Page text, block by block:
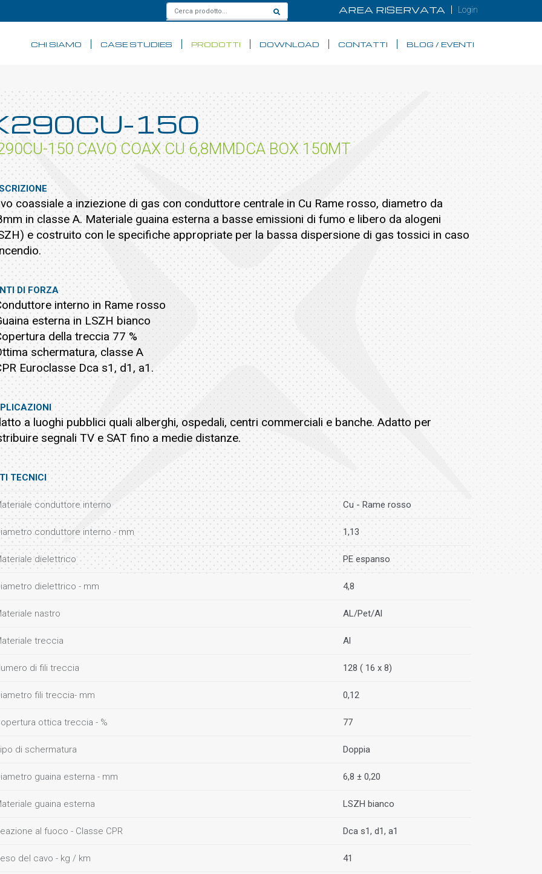
AREA RISERVATA Login
CHI SIAMO CASE STUDIES PRODOTTI DOWNLOAD CONTATTI BLOG / EVENTI
150
150 CAVO COAX CU 6,8MMDCA BOX 150MT
coassiale a inziezione di gas con conduttore centrale in Cu Rame rosso, diametro da
in classe A. Materiale guaina esterna a basse emissioni di fumo e libero da alogeni
e costruito con le specifiche appropriate per la bassa dispersione di gas tossici in caso
DI FORZA
interno in Rame rosso
esterna in LSZH bianco
della treccia 77 %
schermatura, classe A
Euroclasse Dca s1, d1, a1.
a luoghi pubblici quali alberghi, ospedali, centri commerciali e banche. Adatto per
segnali TV e SAT fino a medie distanze.
TECNICI
conduttore interno Cu - Rame rosso
conduttore interno - mm 1,13
dielettrico PE espanso
dielettrico - mm 4,8
nastro AL/Pet/Al
treccia Al
di fili treccia 128 ( 16 x 8)
fili treccia- mm 0,12
ottica treccia - % 77
di schermatura Doppia
guaina esterna - mm 6,8 ± 0,20
guaina esterna LSZH bianco
al fuoco - Classe CPR Dca s1, d1, a1
del cavo - kg / km 41